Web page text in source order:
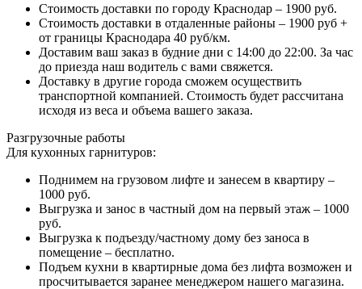
Стоимость доставки по городу Краснодар – 1900 руб.
Стоимость доставки в отдаленные районы – 1900 руб +
от границы Краснодара 40 руб/км.
Доставим ваш заказ в будние дни с 14:00 до 22:00. За час
до приезда наш водитель с вами свяжется.
Доставку в другие города сможем осуществить
транспортной компанией. Стоимость будет рассчитана
исходя из веса и объема вашего заказа.
Разгрузочные работы
Для кухонных гарнитуров:
Поднимем на грузовом лифте и занесем в квартиру –
1000 руб.
Выгрузка и занос в частный дом на первый этаж – 1000
руб.
Выгрузка к подъезду/частному дому без заноса в
помещение – бесплатно.
Подъем кухни в квартирные дома без лифта возможен и
просчитывается заранее менеджером нашего магазина.